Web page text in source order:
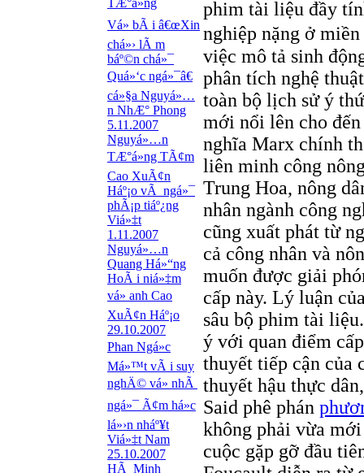
TÆ°á»ng
Vá» bÃ i â€œXin
chá»› lÃ m
báº©n chá»¯
Quá»‘c ngá»¯â€
cá»§a Nguyá»…
n NhÆ° Phong
5.11.2007
Nguyá»…n
TÆ°á»ng TÃ¢m
Cao XuÃ¢n
Háº¡o vÃ ngá»¯
phÃ¡p tiáº¿ng
Viá»‡t
1.11.2007
Nguyá»…n
Quang Há»“ng
HoÃ i niá»‡m
vá» anh Cao
XuÃ¢n Háº¡o
29.10.2007
Phan Ngá»c
Má»™t vÃ i suy
nghÄ© vá» nhÃ
ngá»¯ Ã¢m há»c
lá»›n nháº¥t
Viá»‡t Nam
25.10.2007
HÃ Minh
phim tài liệu đầy
nghiệp nặng ở
việc mô tả sinh
phân tích nghệ
toàn bộ lịch sử ý
mới nổi lên cho
nghĩa Marx chính
liên minh công
Trung Hoa, nông
nhân ngành công
cũng xuất phát từ
cả công nhân và
muốn được giải
cấp này. Lý luận
sâu bộ phim tài
ý với quan điểm
thuyết tiếp cận của
thuyết hậu thực
Said phê phán
không phải vừa
cuộc gặp gỡ đầu